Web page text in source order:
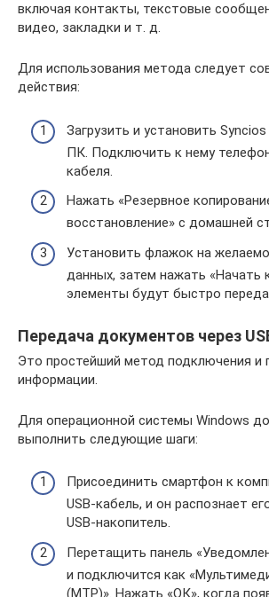
включая контакты, текстовые
видео, закладки и т. д.
Для использования метода следует
действия:
Загрузить и установить
ПК. Подключить к нему
кабеля.
Нажать «Резервное
восстановление» с домашней
Установить флажок на
данных, затем нажать «Начать
элементы будут быстро
Передача документов через
Это простейший метод подключения и
информации.
Для операционной системы Windows
выполнить следующие шаги:
Присоединить смартфон к
USB-кабель, и он распознает
USB-накопитель.
Перетащить панель
и подключится как
(MTP)». Нажать «ОК», когда